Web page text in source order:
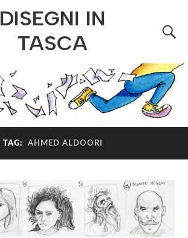
DISEGNI IN
TASCA
TAG: AHMED ALDOORI